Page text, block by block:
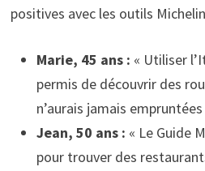
positives avec les outils
Marie, 45 ans : « Utiliser
permis de découvrir des
n’aurais jamais empruntées
Jean, 50 ans : « Le Guide
pour trouver des